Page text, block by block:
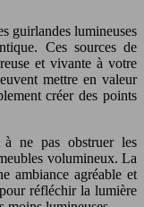
guirlandes lumineuses
Ces sources de
et vivante à votre
mettre en valeur
créer des points
à ne pas obstruer les
volumineux. La
ambiance agréable et
réfléchir la lumière